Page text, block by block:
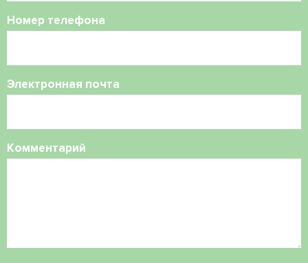
Номер телефона
Электронная почта
Комментарий